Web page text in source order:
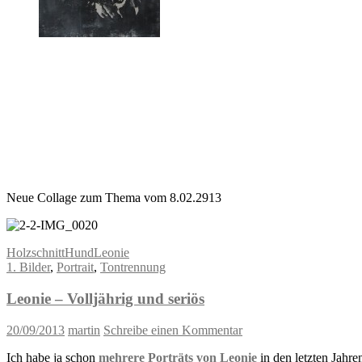
Neue Collage zum Thema vom 8.02.2913
HolzschnittHundLeonie
1. Bilder, Portrait, Tontrennung
Leonie – Volljährig und seriös
20/09/2013 martin Schreibe einen Kommentar
Ich habe ja schon mehrere Porträts von Leonie in den letzten